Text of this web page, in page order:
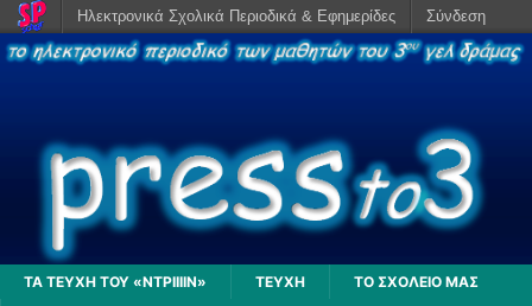
ΤΑ ΤΕΥΧΗ ΤΟΥ «ΝΤΡΙΙΙΙΝ» ΤΕΥΧΗ
ΤΟ ΣΧΟΛΕΙΟ ΜΑΣ
Ηλεκτρονικά Σχολικά Περιοδικά & Εφημερίδες Σύνδεση